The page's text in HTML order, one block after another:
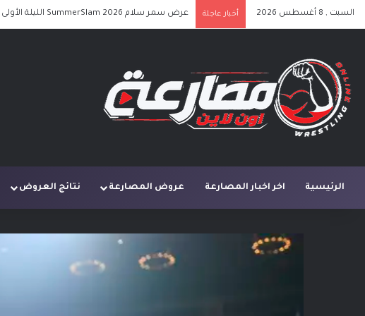
السبت , 8 أغسطس 2026 أخبار عاجلة عرض سمر سلام SummerSlam 2026 الليلة الأولى كامل مترجم
الرئيسية اخر اخبار المصارعة عروض المصارعة نتائج العروض